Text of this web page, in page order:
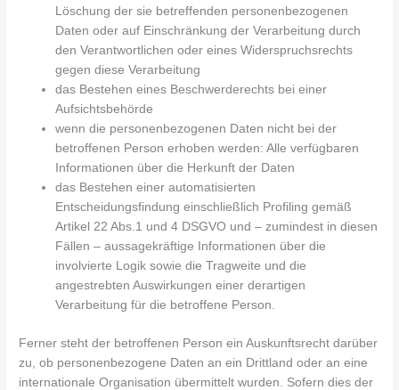
Löschung der sie betreffenden personenbezogenen
Daten oder auf Einschränkung der Verarbeitung durch
den Verantwortlichen oder eines Widerspruchsrechts
gegen diese Verarbeitung
das Bestehen eines Beschwerderechts bei einer
Aufsichtsbehörde
wenn die personenbezogenen Daten nicht bei der
betroffenen Person erhoben werden: Alle verfügbaren
Informationen über die Herkunft der Daten
das Bestehen einer automatisierten
Entscheidungsfindung einschließlich Profiling gemäß
Artikel 22 Abs.1 und 4 DSGVO und – zumindest in diesen
Fällen – aussagekräftige Informationen über die
involvierte Logik sowie die Tragweite und die
angestrebten Auswirkungen einer derartigen
Verarbeitung für die betroffene Person.
Ferner steht der betroffenen Person ein Auskunftsrecht darüber
zu, ob personenbezogene Daten an ein Drittland oder an eine
internationale Organisation übermittelt wurden. Sofern dies der